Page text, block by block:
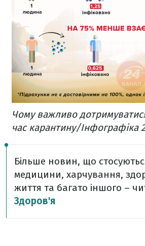
Чому важливо
час карантину/Інфографіка
Більше новин, що
медицини, харчування,
життя та багато іншого –
Здоров'я